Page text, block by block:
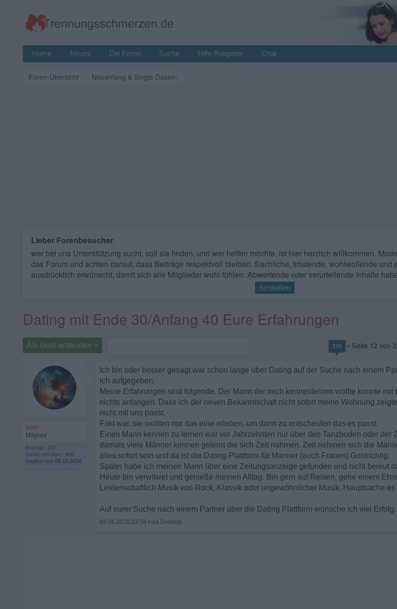
Home Neues Die Foren Suche Hilfe Ratgeber Chat
Foren-Übersicht Neuanfang & Single-Dasein
Lieber Forenbesucher,
wer bei uns Unterstützung sucht, soll sie finden, und wer helfen möchte, ist hier herzlich willkommen.
das Forum und achten darauf, dass Beiträge respektvoll bleiben. Sachliche, tröstende, wohlwollende und
ausdrücklich erwünscht, damit sich alle Mitglieder wohl fühlen. Abwertende oder verurteilende Inhalte
Schließen
Dating mit Ende 30/Anfang 40 Eure Erfahrungen
Als Gast antworten + 330 • Seite 12 von
sian
Mitglied
Beiträge: 157
Danke erhalten: 446
Mitglied seit: 08.10.2024
Ich bin oder besser gesagt war schon lange über Dating auf der Suche nach einem
ich aufgegeben.
Meine Erfahrungen sind folgende. Der Mann der mich kennenlernen wollte konnte
nichts anfangen. Dass ich der neuen Bekanntschaft nicht sofort meine Wohnung
nicht mit uns passt.
Fakt war, sie wollten nur das eine erleben, um dann zu entscheiden das es passt.
Einen Mann kennen zu lernen war vor Jahrzehnten nur über den Tanzboden oder
damals viele Männer kennen gelernt die sich Zeit nahmen. Zeit nehmen sich die
alles sofort sein und da ist die Dating Plattform für Männer (auch Frauen) Goldrichtig.
Später habe ich meinen Mann über eine Zeitungsanzeige gefunden und nicht bereut
Heute bin verwitwet und genieße meinen Alltag. Bin gern auf Reisen, gehe einem
Leidenschaftlich Musik von Rock, Klassik oder ungewöhnlicher Musik. Hauptsache
Auf eurer Suche nach einem Partner über die Dating Plattform wünsche ich viel Erfolg.
03.06.2026 23:58 •